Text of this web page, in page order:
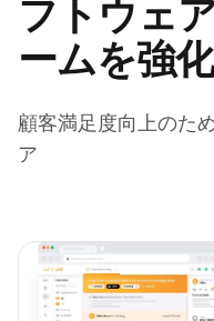
フトウェ
ームを強
顧客満足度向上のた
ア